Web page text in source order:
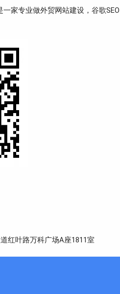
家专业做外贸网站建设，谷歌SEO
红叶路万科广场A座1811室